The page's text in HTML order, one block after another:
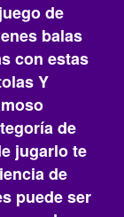
de
balas
con estas
Y
de
jugarlo te
de
puede ser